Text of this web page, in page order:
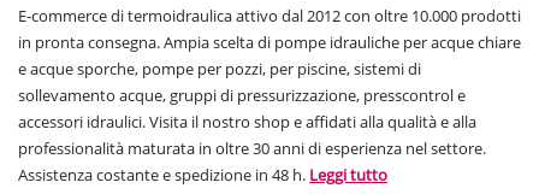
E-commerce di termoidraulica attivo dal 2012 con oltre 10.000 prodotti
in pronta consegna. Ampia scelta di pompe idrauliche per acque chiare
e acque sporche, pompe per pozzi, per piscine, sistemi di
sollevamento acque, gruppi di pressurizzazione, presscontrol e
accessori idraulici. Visita il nostro shop e affidati alla qualità e alla
professionalità maturata in oltre 30 anni di esperienza nel settore.
Assistenza costante e spedizione in 48 h. Leggi tutto